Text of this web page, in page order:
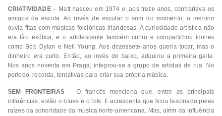
CRIATIVIDADE – Matt nasceu em 1974 e, aos treze anos, contrariava os
amigos da escola. Ao invés de escutar o som do momento, o menino
ouvia fitas com músicas folclóricas irlandesas. A curiosidade artística não
era tão exótica, e o adolescente também curtiu e compartilhou ícones
como Bob Dylan e Neil Young. Aos dezessete anos queria tocar, mas o
dinheiro era curto. Então, ao invés do baixo, adquiriu a primeira gaita.
Nos anos noventa em Praga, integrou-se a grupo de artistas de rua. No
período, recorda, tentativas para criar sua própria música.
SEM FRONTEIRAS – O francês menciona que, entre as principais
influências, estão o blues e o folk. E acrescenta que ficou fascinado pelas
raízes da sonoridade da música norte-americana. Mas, além da influência